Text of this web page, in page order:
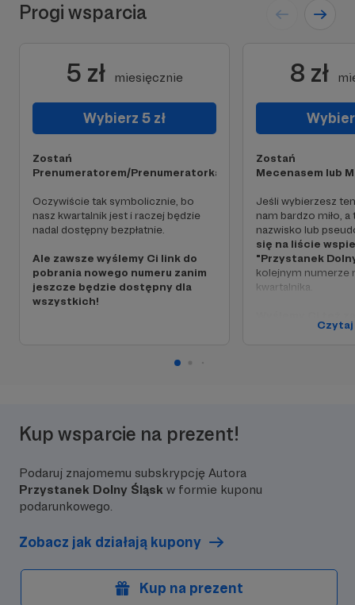
Progi wsparcia
5 zł miesięcznie
Wybierz 5 zł
Zostań
Prenumeratorem/Prenumeratorką!
Oczywiście tak symbolicznie, bo
nasz kwartalnik jest i raczej będzie
nadal dostępny bezpłatnie.
Ale zawsze wyślemy Ci link do
pobrania nowego numeru zanim
jeszcze będzie dostępny dla
wszystkich!
8 zł
Zostań
Mecenasem lub
Jeśli wybierzesz
nam bardzo miło,
nazwisko lub
się na liście
"Przystanek
kolejnym numerze
kwartalnika.
pobrania nowego
Kup wsparcie na prezent!
Podaruj znajomemu subskrypcję Autora
Przystanek Dolny Śląsk w formie kuponu
podarunkowego.
Zobacz jak działają kupony
Kup na prezent